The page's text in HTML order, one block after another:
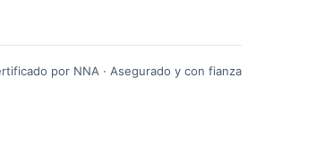
por NNA · Asegurado y con fianza